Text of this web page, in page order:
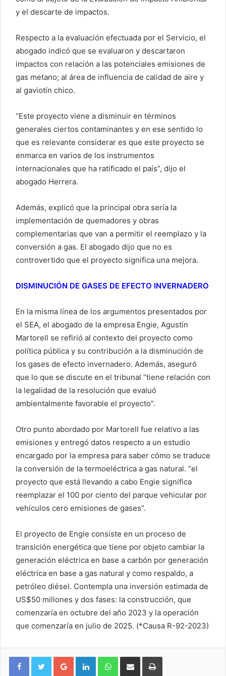
y el descarte de impactos.
Respecto a la evaluación efectuada por el Servicio, el
abogado indicó que se evaluaron y descartaron
impactos con relación a las potenciales emisiones de
gas metano; al área de influencia de calidad de aire y
al gaviotín chico.
“Este proyecto viene a disminuir en términos
generales ciertos contaminantes y en ese sentido lo
que es relevante considerar es que este proyecto se
enmarca en varios de los instrumentos
internacionales que ha ratificado el país”, dijo el
abogado Herrera.
Además, explicó que la principal obra sería la
implementación de quemadores y obras
complementarias que van a permitir el reemplazo y la
conversión a gas. El abogado dijo que no es
controvertido que el proyecto significa una mejora.
DISMINUCIÓN DE GASES DE EFECTO INVERNADERO
En la misma línea de los argumentos presentados por
el SEA, el abogado de la empresa Engie, Agustín
Martorell se refirió al contexto del proyecto como
política pública y su contribución a la disminución de
los gases de efecto invernadero. Además, aseguró
que lo que se discute en el tribunal “tiene relación con
la legalidad de la resolución que evaluó
ambientalmente favorable el proyecto”.
Otro punto abordado por Martorell fue relativo a las
emisiones y entregó datos respecto a un estudio
encargado por la empresa para saber cómo se traduce
la conversión de la termoeléctrica a gas natural. “el
proyecto que está llevando a cabo Engie significa
reemplazar el 100 por ciento del parque vehicular por
vehículos cero emisiones de gases”.
El proyecto de Engie consiste en un proceso de
transición energética que tiene por objeto cambiar la
generación eléctrica en base a carbón por generación
eléctrica en base a gas natural y como respaldo, a
petróleo diésel. Contempla una inversión estimada de
US$50 millones y dos fases: la construcción, que
comenzaría en octubre del año 2023 y la operación
que comenzaría en julio de 2025. (*Causa R-92-2023)
Google+ LinkedIn WhatsApp